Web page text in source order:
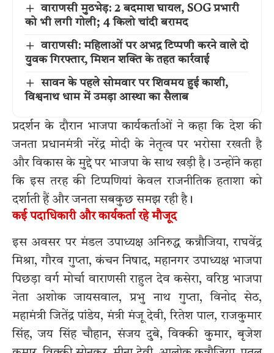
वाराणसी मुठभेड़: 2 बदमाश घायल, SOG प्रभारी
को भी लगी गोली; 4 किलो चांदी बरामद
वाराणसी: महिलाओं पर अभद्र टिप्पणी करने वाले दो
युवक गिरफ्तार, मिशन शक्ति के तहत कार्रवाई
सावन के पहले सोमवार पर शिवमय हुई काशी,
विश्वनाथ धाम में उमड़ा आस्था का सैलाब
प्रदर्शन के दौरान भाजपा कार्यकर्ताओं ने कहा कि देश की
जनता प्रधानमंत्री नरेंद्र मोदी के नेतृत्व पर भरोसा रखती है
और विकास के मुद्दे पर भाजपा के साथ खड़ी है। उन्होंने कहा
कि इस तरह की टिप्पणियां केवल राजनीतिक हताशा को
दर्शाती हैं और जनता सबकुछ समझ रही है।
कई पदाधिकारी और कार्यकर्ता रहे मौजूद
इस अवसर पर मंडल उपाध्यक्ष अनिरुद्ध कन्नौजिया, राघवेंद्र
मिश्रा, गौरव गुप्ता, कंचन निषाद, महानगर उपाध्यक्ष भाजपा
पिछड़ा वर्ग मोर्चा वाराणसी राहुल देव कसेरा, वरिष्ठ भाजपा
नेता अशोक जायसवाल, प्रभु नाथ गुप्ता, विनोद सेठ,
महामंत्री जितेंद्र पांडेय, मंत्री मंजू देवी, रितेश पाल, राजकुमार
सिंह, जय सिंह चौहान, संजय दुबे, विक्की कुमार, बृजेश